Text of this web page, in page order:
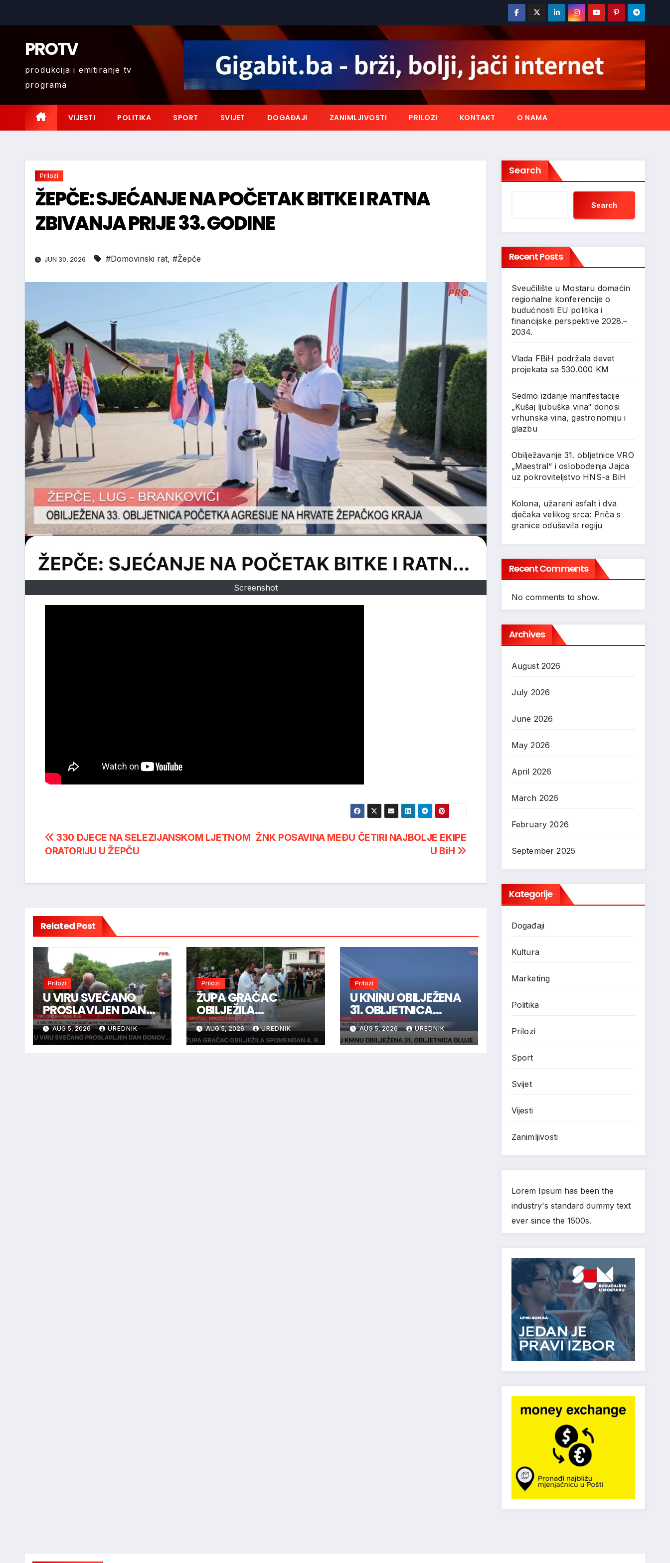
PROTV
produkcija i emitiranje tv
programa
VIJESTI POLITIKA SPORT SVIJET DOGAĐAJI ZANIMLJIVOSTI PRILOZI KONTAKT O NAMA
Prilozi
ŽEPČE: SJEĆANJE NA POČETAK BITKE I RATNA
ZBIVANJA PRIJE 33. GODINE
JUN 30, 2026 #Domovinski rat, #Žepče
Screenshot
Post
navigation
ŽNK POSAVINA MEĐU ČETIRI NAJBOLJE EKIPE
U BiH
330 DJECE NA SELEZIJANSKOM LJETNOM
ORATORIJU U ŽEPČU
Related Post
Prilozi
U VIRU SVEČANO
PROSLAVLJEN DAN
DOMOVINSKE
ZAHVALNOSTI
AUG 5, 2026 UREDNIK
Prilozi
ŽUPA GRAČAC
OBILJEŽILA
SPOMENDAN 4.
BOJNE “GRAČAC”
AUG 5, 2026 UREDNIK
Prilozi
U KNINU OBILJEŽENA
31. OBLJETNICA
OLUJE
AUG 5, 2026 UREDNIK
Search
Search
Recent Posts
Sveučilište u Mostaru domaćin
regionalne konferencije o
budućnosti EU politika i
financijske perspektive 2028.–
2034.
Vlada FBiH podržala devet
projekata sa 530.000 KM
Sedmo izdanje manifestacije
„Kušaj ljubuška vina“ donosi
vrhunska vina, gastronomiju i
glazbu
Obilježavanje 31. obljetnice VRO
„Maestral“ i oslobođenja Jajca
uz pokroviteljstvo HNS-a BiH
Kolona, užareni asfalt i dva
dječaka velikog srca: Priča s
granice oduševila regiju
Recent Comments
No comments to show.
Archives
August 2026
July 2026
June 2026
May 2026
April 2026
March 2026
February 2026
September 2025
Kategorije
Događaji
Kultura
Marketing
Politika
Prilozi
Sport
Svijet
Vijesti
Zanimljivosti
Lorem Ipsum has been the
industry's standard dummy text
ever since the 1500s.